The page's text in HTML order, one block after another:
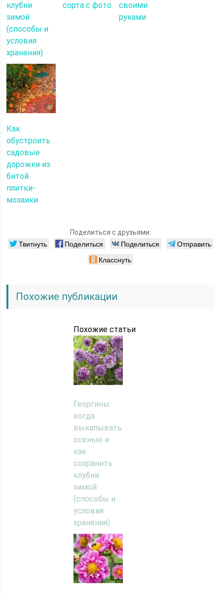
клубни
зимой
(способы и
условия
хранения)
сорта с фото
своими
руками
Как
обустроить
садовые
дорожки из
битой
плитки-
мозаики
Поделиться с друзьями:
Твитнуть Поделиться Поделиться
Отправить
Класснуть
Похожие публикации
Похожие статьи
Георгины:
когда
выкапывать
осенью и
как
сохранить
клубни
зимой
(способы и
условия
хранения)